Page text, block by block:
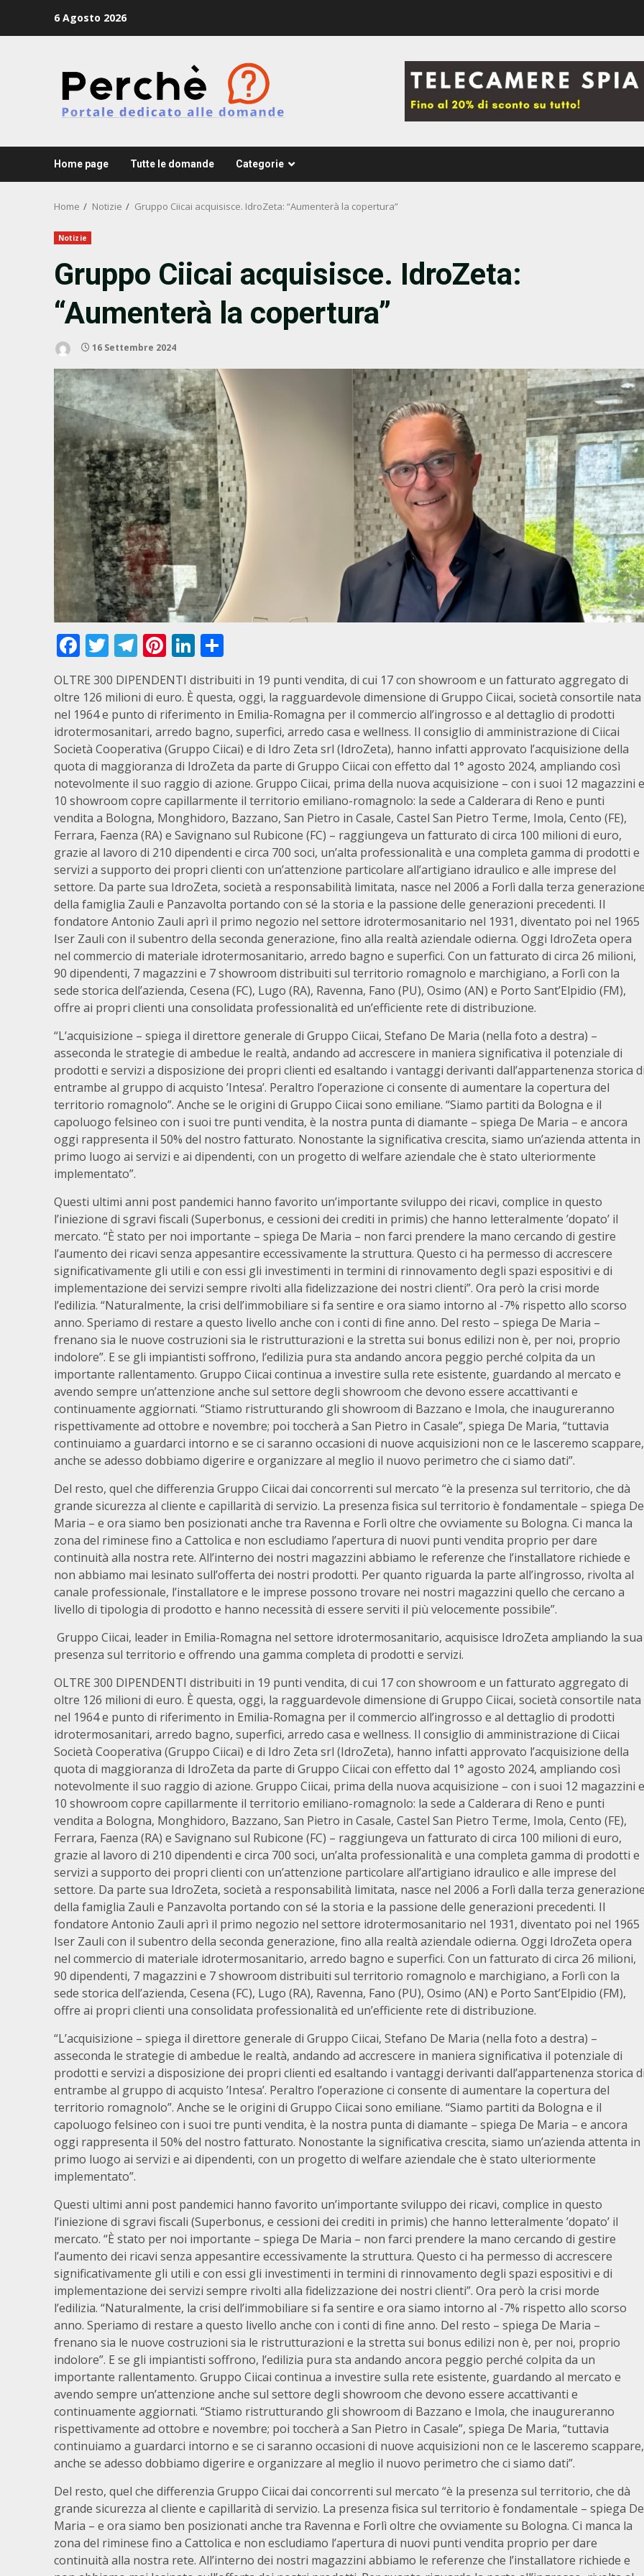
6 Agosto 2026
Home page Tutte le domande Categorie
Home Notizie Gruppo Ciicai acquisisce. IdroZeta: “Aumenterà la copertura”
Notizie
Gruppo Ciicai acquisisce. IdroZeta:
“Aumenterà la copertura”
16 Settembre 2024
Facebook
Twitter
Telegram
Pinterest
LinkedIn
OLTRE 300 DIPENDENTI distribuiti in 19 punti vendita, di cui 17 con showroom e un fatturato aggregato di
oltre 126 milioni di euro. È questa, oggi, la ragguardevole dimensione di Gruppo Ciicai, società consortile nata
nel 1964 e punto di riferimento in Emilia-Romagna per il commercio all’ingrosso e al dettaglio di prodotti
idrotermosanitari, arredo bagno, superfici, arredo casa e wellness. Il consiglio di amministrazione di Ciicai
Società Cooperativa (Gruppo Ciicai) e di Idro Zeta srl (IdroZeta), hanno infatti approvato l’acquisizione della
quota di maggioranza di IdroZeta da parte di Gruppo Ciicai con effetto dal 1° agosto 2024, ampliando così
notevolmente il suo raggio di azione. Gruppo Ciicai, prima della nuova acquisizione – con i suoi 12 magazzini e
10 showroom copre capillarmente il territorio emiliano-romagnolo: la sede a Calderara di Reno e punti
vendita a Bologna, Monghidoro, Bazzano, San Pietro in Casale, Castel San Pietro Terme, Imola, Cento (FE),
Ferrara, Faenza (RA) e Savignano sul Rubicone (FC) – raggiungeva un fatturato di circa 100 milioni di euro,
grazie al lavoro di 210 dipendenti e circa 700 soci, un’alta professionalità e una completa gamma di prodotti e
servizi a supporto dei propri clienti con un’attenzione particolare all’artigiano idraulico e alle imprese del
settore. Da parte sua IdroZeta, società a responsabilità limitata, nasce nel 2006 a Forlì dalla terza
della famiglia Zauli e Panzavolta portando con sé la storia e la passione delle generazioni precedenti. Il
fondatore Antonio Zauli aprì il primo negozio nel settore idrotermosanitario nel 1931, diventato poi nel 1965
Iser Zauli con il subentro della seconda generazione, fino alla realtà aziendale odierna. Oggi IdroZeta opera
nel commercio di materiale idrotermosanitario, arredo bagno e superfici. Con un fatturato di circa 26 milioni,
90 dipendenti, 7 magazzini e 7 showroom distribuiti sul territorio romagnolo e marchigiano, a Forlì con la
sede storica dell’azienda, Cesena (FC), Lugo (RA), Ravenna, Fano (PU), Osimo (AN) e Porto Sant’Elpidio (FM),
offre ai propri clienti una consolidata professionalità ed un’efficiente rete di distribuzione.
“L’acquisizione – spiega il direttore generale di Gruppo Ciicai, Stefano De Maria (nella foto a destra) –
asseconda le strategie di ambedue le realtà, andando ad accrescere in maniera significativa il potenziale di
prodotti e servizi a disposizione dei propri clienti ed esaltando i vantaggi derivanti dall’appartenenza storica
entrambe al gruppo di acquisto ’Intesa’. Peraltro l’operazione ci consente di aumentare la copertura del
territorio romagnolo”. Anche se le origini di Gruppo Ciicai sono emiliane. “Siamo partiti da Bologna e il
capoluogo felsineo con i suoi tre punti vendita, è la nostra punta di diamante – spiega De Maria – e ancora
oggi rappresenta il 50% del nostro fatturato. Nonostante la significativa crescita, siamo un’azienda attenta in
primo luogo ai servizi e ai dipendenti, con un progetto di welfare aziendale che è stato ulteriormente
implementato”.
Questi ultimi anni post pandemici hanno favorito un’importante sviluppo dei ricavi, complice in questo
l’iniezione di sgravi fiscali (Superbonus, e cessioni dei crediti in primis) che hanno letteralmente ’dopato’ il
mercato. “È stato per noi importante – spiega De Maria – non farci prendere la mano cercando di gestire
l’aumento dei ricavi senza appesantire eccessivamente la struttura. Questo ci ha permesso di accrescere
significativamente gli utili e con essi gli investimenti in termini di rinnovamento degli spazi espositivi e di
implementazione dei servizi sempre rivolti alla fidelizzazione dei nostri clienti”. Ora però la crisi morde
l’edilizia. “Naturalmente, la crisi dell’immobiliare si fa sentire e ora siamo intorno al -7% rispetto allo scorso
anno. Speriamo di restare a questo livello anche con i conti di fine anno. Del resto – spiega De Maria –
frenano sia le nuove costruzioni sia le ristrutturazioni e la stretta sui bonus edilizi non è, per noi, proprio
indolore”. E se gli impiantisti soffrono, l’edilizia pura sta andando ancora peggio perché colpita da un
importante rallentamento. Gruppo Ciicai continua a investire sulla rete esistente, guardando al mercato e
avendo sempre un’attenzione anche sul settore degli showroom che devono essere accattivanti e
continuamente aggiornati. “Stiamo ristrutturando gli showroom di Bazzano e Imola, che inaugureranno
rispettivamente ad ottobre e novembre; poi toccherà a San Pietro in Casale”, spiega De Maria, “tuttavia
continuiamo a guardarci intorno e se ci saranno occasioni di nuove acquisizioni non ce le lasceremo scappare,
anche se adesso dobbiamo digerire e organizzare al meglio il nuovo perimetro che ci siamo dati”.
Del resto, quel che differenzia Gruppo Ciicai dai concorrenti sul mercato “è la presenza sul territorio, che dà
grande sicurezza al cliente e capillarità di servizio. La presenza fisica sul territorio è fondamentale – spiega De
Maria – e ora siamo ben posizionati anche tra Ravenna e Forlì oltre che ovviamente su Bologna. Ci manca la
zona del riminese fino a Cattolica e non escludiamo l’apertura di nuovi punti vendita proprio per dare
continuità alla nostra rete. All’interno dei nostri magazzini abbiamo le referenze che l’installatore richiede e
non abbiamo mai lesinato sull’offerta dei nostri prodotti. Per quanto riguarda la parte all’ingrosso, rivolta al
canale professionale, l’installatore e le imprese possono trovare nei nostri magazzini quello che cercano a
livello di tipologia di prodotto e hanno necessità di essere serviti il più velocemente possibile”.
Gruppo Ciicai, leader in Emilia-Romagna nel settore idrotermosanitario, acquisisce IdroZeta ampliando la sua
presenza sul territorio e offrendo una gamma completa di prodotti e servizi.
OLTRE 300 DIPENDENTI distribuiti in 19 punti vendita, di cui 17 con showroom e un fatturato aggregato di
oltre 126 milioni di euro. È questa, oggi, la ragguardevole dimensione di Gruppo Ciicai, società consortile nata
nel 1964 e punto di riferimento in Emilia-Romagna per il commercio all’ingrosso e al dettaglio di prodotti
idrotermosanitari, arredo bagno, superfici, arredo casa e wellness. Il consiglio di amministrazione di Ciicai
Società Cooperativa (Gruppo Ciicai) e di Idro Zeta srl (IdroZeta), hanno infatti approvato l’acquisizione della
quota di maggioranza di IdroZeta da parte di Gruppo Ciicai con effetto dal 1° agosto 2024, ampliando così
notevolmente il suo raggio di azione. Gruppo Ciicai, prima della nuova acquisizione – con i suoi 12 magazzini e
10 showroom copre capillarmente il territorio emiliano-romagnolo: la sede a Calderara di Reno e punti
vendita a Bologna, Monghidoro, Bazzano, San Pietro in Casale, Castel San Pietro Terme, Imola, Cento (FE),
Ferrara, Faenza (RA) e Savignano sul Rubicone (FC) – raggiungeva un fatturato di circa 100 milioni di euro,
grazie al lavoro di 210 dipendenti e circa 700 soci, un’alta professionalità e una completa gamma di prodotti e
servizi a supporto dei propri clienti con un’attenzione particolare all’artigiano idraulico e alle imprese del
settore. Da parte sua IdroZeta, società a responsabilità limitata, nasce nel 2006 a Forlì dalla terza
della famiglia Zauli e Panzavolta portando con sé la storia e la passione delle generazioni precedenti. Il
fondatore Antonio Zauli aprì il primo negozio nel settore idrotermosanitario nel 1931, diventato poi nel 1965
Iser Zauli con il subentro della seconda generazione, fino alla realtà aziendale odierna. Oggi IdroZeta opera
nel commercio di materiale idrotermosanitario, arredo bagno e superfici. Con un fatturato di circa 26 milioni,
90 dipendenti, 7 magazzini e 7 showroom distribuiti sul territorio romagnolo e marchigiano, a Forlì con la
sede storica dell’azienda, Cesena (FC), Lugo (RA), Ravenna, Fano (PU), Osimo (AN) e Porto Sant’Elpidio (FM),
offre ai propri clienti una consolidata professionalità ed un’efficiente rete di distribuzione.
“L’acquisizione – spiega il direttore generale di Gruppo Ciicai, Stefano De Maria (nella foto a destra) –
asseconda le strategie di ambedue le realtà, andando ad accrescere in maniera significativa il potenziale di
prodotti e servizi a disposizione dei propri clienti ed esaltando i vantaggi derivanti dall’appartenenza storica
entrambe al gruppo di acquisto ’Intesa’. Peraltro l’operazione ci consente di aumentare la copertura del
territorio romagnolo”. Anche se le origini di Gruppo Ciicai sono emiliane. “Siamo partiti da Bologna e il
capoluogo felsineo con i suoi tre punti vendita, è la nostra punta di diamante – spiega De Maria – e ancora
oggi rappresenta il 50% del nostro fatturato. Nonostante la significativa crescita, siamo un’azienda attenta in
primo luogo ai servizi e ai dipendenti, con un progetto di welfare aziendale che è stato ulteriormente
implementato”.
Questi ultimi anni post pandemici hanno favorito un’importante sviluppo dei ricavi, complice in questo
l’iniezione di sgravi fiscali (Superbonus, e cessioni dei crediti in primis) che hanno letteralmente ’dopato’ il
mercato. “È stato per noi importante – spiega De Maria – non farci prendere la mano cercando di gestire
l’aumento dei ricavi senza appesantire eccessivamente la struttura. Questo ci ha permesso di accrescere
significativamente gli utili e con essi gli investimenti in termini di rinnovamento degli spazi espositivi e di
implementazione dei servizi sempre rivolti alla fidelizzazione dei nostri clienti”. Ora però la crisi morde
l’edilizia. “Naturalmente, la crisi dell’immobiliare si fa sentire e ora siamo intorno al -7% rispetto allo scorso
anno. Speriamo di restare a questo livello anche con i conti di fine anno. Del resto – spiega De Maria –
frenano sia le nuove costruzioni sia le ristrutturazioni e la stretta sui bonus edilizi non è, per noi, proprio
indolore”. E se gli impiantisti soffrono, l’edilizia pura sta andando ancora peggio perché colpita da un
importante rallentamento. Gruppo Ciicai continua a investire sulla rete esistente, guardando al mercato e
avendo sempre un’attenzione anche sul settore degli showroom che devono essere accattivanti e
continuamente aggiornati. “Stiamo ristrutturando gli showroom di Bazzano e Imola, che inaugureranno
rispettivamente ad ottobre e novembre; poi toccherà a San Pietro in Casale”, spiega De Maria, “tuttavia
continuiamo a guardarci intorno e se ci saranno occasioni di nuove acquisizioni non ce le lasceremo scappare,
anche se adesso dobbiamo digerire e organizzare al meglio il nuovo perimetro che ci siamo dati”.
Del resto, quel che differenzia Gruppo Ciicai dai concorrenti sul mercato “è la presenza sul territorio, che dà
grande sicurezza al cliente e capillarità di servizio. La presenza fisica sul territorio è fondamentale – spiega De
Maria – e ora siamo ben posizionati anche tra Ravenna e Forlì oltre che ovviamente su Bologna. Ci manca la
zona del riminese fino a Cattolica e non escludiamo l’apertura di nuovi punti vendita proprio per dare
continuità alla nostra rete. All’interno dei nostri magazzini abbiamo le referenze che l’installatore richiede e